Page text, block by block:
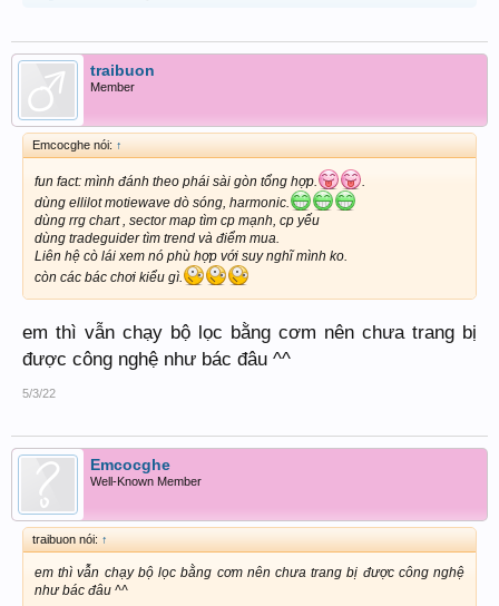
traibuon
Member
Emcocghe nói: ↑
fun fact: mình đánh theo phái sài gòn tổng hợp.
.
dùng ellilot motiewave dò sóng, harmonic.
dùng rrg chart , sector map tìm cp mạnh, cp yếu
dùng tradeguider tìm trend và điểm mua.
Liên hệ cò lái xem nó phù hợp với suy nghĩ mình ko.
còn các bác chơi kiểu gì.
em thì vẫn chạy bộ lọc bằng cơm nên chưa trang bị
được công nghệ như bác đâu ^^
5/3/22
Emcocghe
Well-Known Member
traibuon nói: ↑
em thì vẫn chạy bộ lọc bằng cơm nên chưa trang bị được công nghệ
như bác đâu ^^